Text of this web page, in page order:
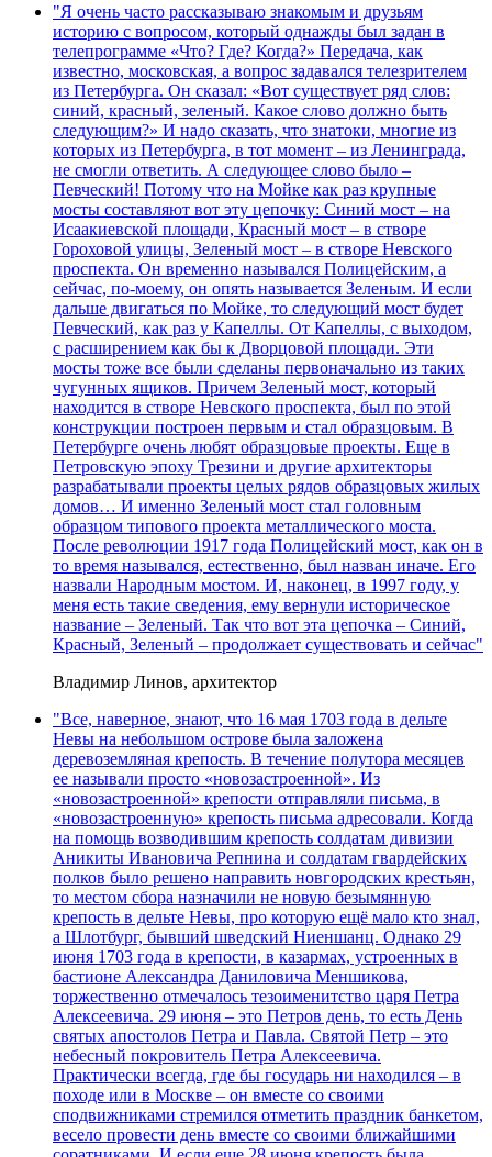
"Я очень часто рассказываю знакомым и друзьям
историю с вопросом, который однажды был задан в
телепрограмме «Что? Где? Когда?» Передача, как
известно, московская, а вопрос задавался телезрителем
из Петербурга. Он сказал: «Вот существует ряд слов:
синий, красный, зеленый. Какое слово должно быть
следующим?» И надо сказать, что знатоки, многие из
которых из Петербурга, в тот момент – из Ленинграда,
не смогли ответить. А следующее слово было –
Певческий! Потому что на Мойке как раз крупные
мосты составляют вот эту цепочку: Синий мост – на
Исаакиевской площади, Красный мост – в створе
Гороховой улицы, Зеленый мост – в створе Невского
проспекта. Он временно назывался Полицейским, а
сейчас, по-моему, он опять называется Зеленым. И если
дальше двигаться по Мойке, то следующий мост будет
Певческий, как раз у Капеллы. От Капеллы, с выходом,
с расширением как бы к Дворцовой площади. Эти
мосты тоже все были сделаны первоначально из таких
чугунных ящиков. Причем Зеленый мост, который
находится в створе Невского проспекта, был по этой
конструкции построен первым и стал образцовым. В
Петербурге очень любят образцовые проекты. Еще в
Петровскую эпоху Трезини и другие архитекторы
разрабатывали проекты целых рядов образцовых жилых
домов… И именно Зеленый мост стал головным
образцом типового проекта металлического моста.
После революции 1917 года Полицейский мост, как он в
то время назывался, естественно, был назван иначе. Его
назвали Народным мостом. И, наконец, в 1997 году, у
меня есть такие сведения, ему вернули историческое
название – Зеленый. Так что вот эта цепочка – Синий,
Красный, Зеленый – продолжает существовать и сейчас"
Владимир Линов, архитектор
"Все, наверное, знают, что 16 мая 1703 года в дельте
Невы на небольшом острове была заложена
деревоземляная крепость. В течение полутора месяцев
ее называли просто «новозастроенной». Из
«новозастроенной» крепости отправляли письма, в
«новозастроенную» крепость письма адресовали. Когда
на помощь возводившим крепость солдатам дивизии
Аникиты Ивановича Репнина и солдатам гвардейских
полков было решено направить новгородских крестьян,
то местом сбора назначили не новую безымянную
крепость в дельте Невы, про которую ещё мало кто знал,
а Шлотбург, бывший шведский Ниеншанц. Однако 29
июня 1703 года в крепости, в казармах, устроенных в
бастионе Александра Даниловича Меншикова,
торжественно отмечалось тезоименитство царя Петра
Алексеевича. 29 июня – это Петров день, то есть День
святых апостолов Петра и Павла. Святой Петр – это
небесный покровитель Петра Алексеевича.
Практически всегда, где бы государь ни находился – в
походе или в Москве – он вместе со своими
сподвижниками стремился отметить праздник банкетом,
весело провести день вместе со своими ближайшими